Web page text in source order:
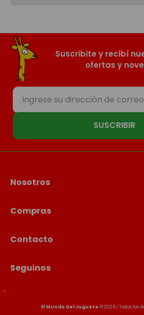
al aire libre. Todos los
diseñados para brindar
resistencia y
las mejores opciones para
únicos bajo el sol, en el patio,
en la playa. Explorá la
Suscribite y recibí
ofertas y
SUSCRIBIR
Nosotros
Compras
Contacto
Seguinos
El Mundo Del Juguete © 2026 | Todos los